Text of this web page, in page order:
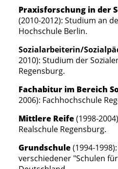
Praxisforschung in der
(2010-2012): Studium an
Hochschule Berlin.
Sozialarbeiterin/
2010): Studium der
Regensburg.
Fachabitur im Bereich
2006): Fachhochschule
Mittlere Reife(1998-
Realschule Regensburg.
Grundschule(1994-1998):
verschiedener "Schulen